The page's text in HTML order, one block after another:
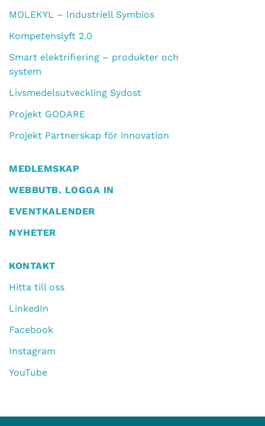
MOLEKYL – Industriell Symbios
Kompetenslyft 2.0
Smart elektrifiering – produkter och
system
Livsmedelsutveckling Sydost
Projekt GODARE
Projekt Partnerskap för innovation
MEDLEMSKAP
WEBBUTB. LOGGA IN
EVENTKALENDER
NYHETER
KONTAKT
Hitta till oss
LinkedIn
Facebook
Instagram
YouTube